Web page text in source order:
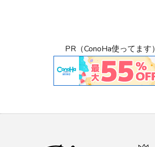
PR（ConoHa使ってます）